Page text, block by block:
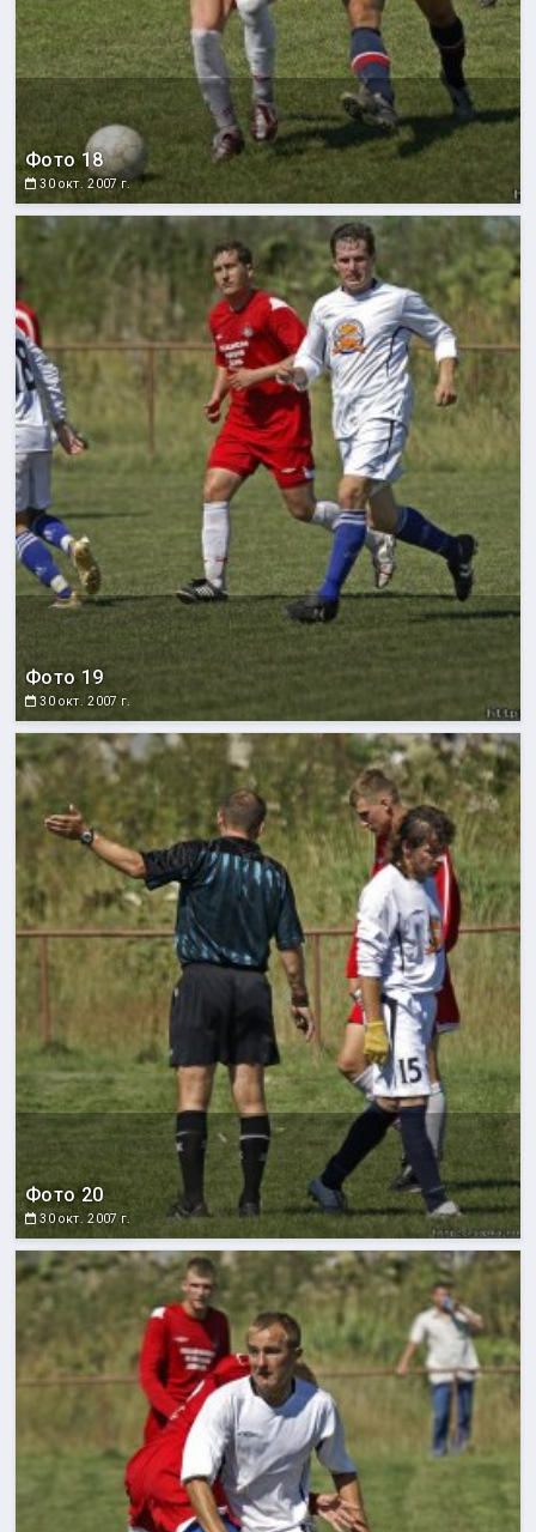
Фото 18
30 окт. 2007 г.
Фото 19
30 окт. 2007 г.
Фото 20
30 окт. 2007 г.